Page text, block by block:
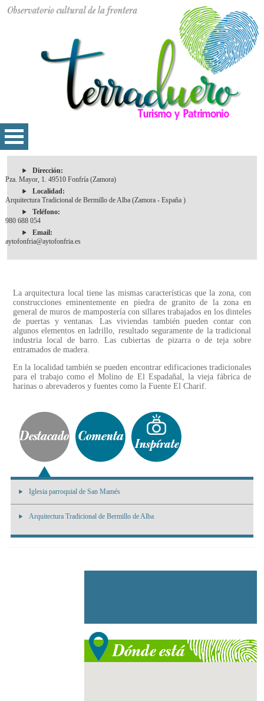
Dirección:
Pza. Mayor, 1. 49510 Fonfría (Zamora)
Localidad:
Arquitectura Tradicional de Bermillo de Alba (Zamora - España )
Teléfono:
980 688 054
Email:
aytofonfria@aytofonfria.es
La arquitectura local tiene las mismas características que la zona, con
construcciones eminentemente en piedra de granito de la zona en
general de muros de mampostería con sillares trabajados en los dinteles
de puertas y ventanas. Las viviendas también pueden contar con
algunos elementos en ladrillo, resultado seguramente de la tradicional
industria local de barro. Las cubiertas de pizarra o de teja sobre
entramados de madera.
En la localidad también se pueden encontrar edificaciones tradicionales
para el trabajo como el Molino de El Espadañal, la vieja fábrica de
harinas o abrevaderos y fuentes como la Fuente El Charif.
Iglesia parroquial de San Mamés
Arquitectura Tradicional de Bermillo de Alba